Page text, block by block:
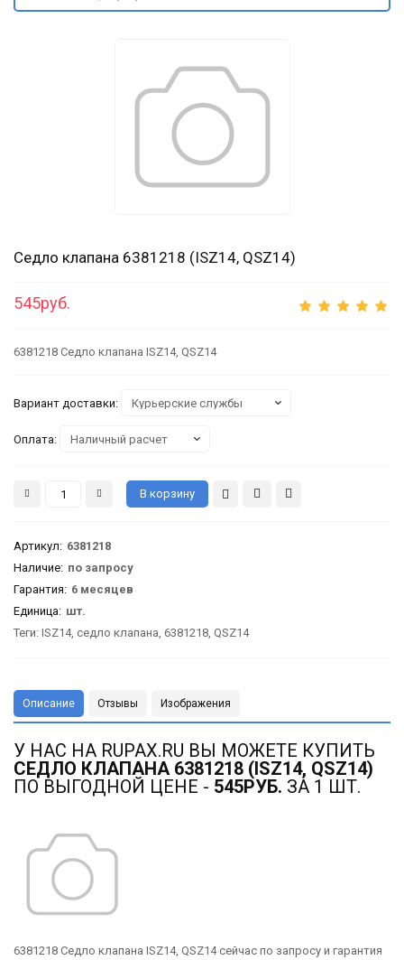
Седло клапана 6381218 (ISZ14, QSZ14)
545руб.
6381218 Седло клапана ISZ14, QSZ14
Вариант доставки:
Оплата:
Артикул: 6381218
Наличие: по запросу
Гарантия: 6 месяцев
Единица: шт.
Теги: ISZ14, седло клапана, 6381218, QSZ14
Описание Отзывы Изображения
У НАС НА RUPAX.RU ВЫ МОЖЕТЕ КУПИТЬ
СЕДЛО КЛАПАНА 6381218 (ISZ14, QSZ14)
ПО ВЫГОДНОЙ ЦЕНЕ - 545РУБ. ЗА 1 ШТ.
6381218 Седло клапана ISZ14, QSZ14 сейчас по запросу и гарантия